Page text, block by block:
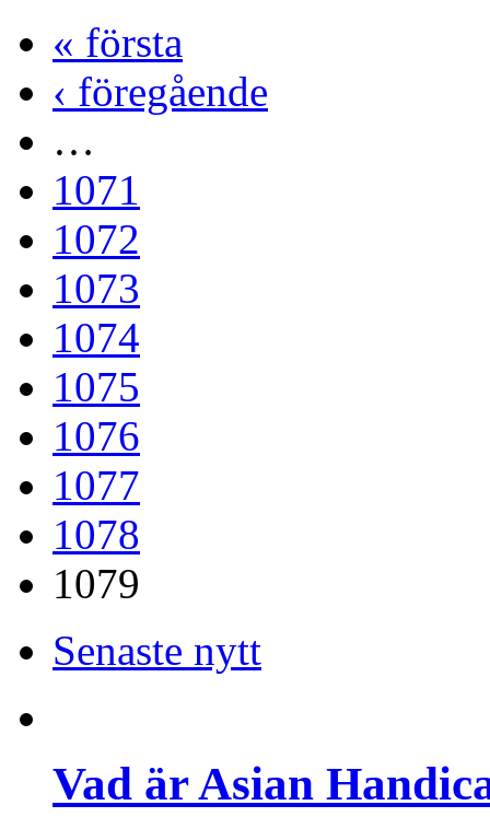
« första
‹ föregående
…
1071
1072
1073
1074
1075
1076
1077
1078
1079
Senaste nytt
Vad är Asian